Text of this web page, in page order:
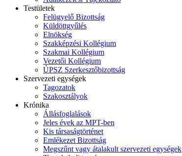
Testületek
Felügyelő Bizottság
Küldöttgyűlés
Elnökség
Szakképzési Kollégium
Szakmai Kollégium
Vezetői Kollégium
ÚPSZ Szerkesztőbizottság
Szervezeti egységek
Tagozatok
Szakosztályok
Krónika
Állásfoglalások
Jeles évek az MPT-ben
Kis társaságtörténet
Emlékezet Bizottság
Megszűnt vagy átalakult szervezeti egységek